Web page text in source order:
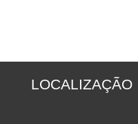
LOCALIZAÇÃO